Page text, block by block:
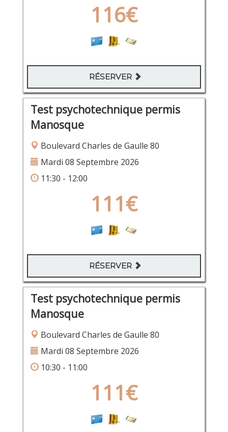
116€
RÉSERVER
Test psychotechnique permis
Manosque
Boulevard Charles de Gaulle 80
Mardi 08 Septembre 2026
11:30 - 12:00
111€
RÉSERVER
Test psychotechnique permis
Manosque
Boulevard Charles de Gaulle 80
Mardi 08 Septembre 2026
10:30 - 11:00
111€